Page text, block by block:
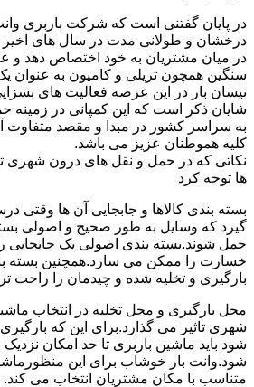
در پایان گفتنی است که شرکت باربری
درخشان و طولانی مدت در سال های اخیر
در میان مشتریان به خود اختصاص دهد و
سنگین همچون تریلی و کامیون به عنوان
نیسان بار در این عرصه فعالیت های
شایان ذکر است که این کمپانی در زمینه
به سراسر کشور در مبدا و مقصد متفاوت
کلیه هموطنان عزیز می باشد.
نکاتی که در حمل و نقل های درون شهری
ها توجه کرد
بسته بندی کالاها و جابجایی آن ها
گیرد که وسایل به طور صحیح و اصولی
حمل شوند.بسته بندی اصولی یک جابجایی
خسارت را ممکن می سازد.همچنین بسته
بارگیری و تخلیه شده و چیدمان را راحت
محل بارگیری و محل تخلیه در انتخاب
شهری تاثیر می گذارد.برای این که
شود باید ماشین باربری تا حد امکان
شود.وانت بار خوشاب برای این
متناسب با مکان مشتریان انتخاب می کند.